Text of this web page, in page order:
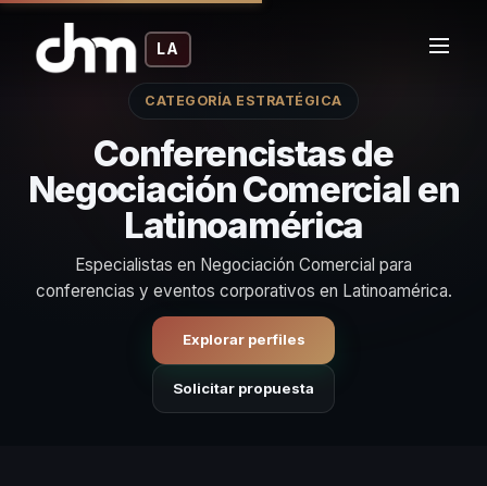
LA
CATEGORÍA ESTRATÉGICA
Conferencistas de
Negociación Comercial en
Latinoamérica
Especialistas en Negociación Comercial para
conferencias y eventos corporativos en Latinoamérica.
Explorar perfiles
Solicitar propuesta